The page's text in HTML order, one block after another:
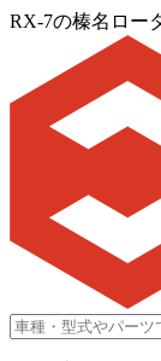
RX-7の榛名ロー